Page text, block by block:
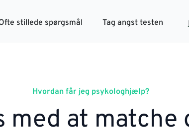
stillede spørgsmål Tag angst testen
Hvordan får jeg psykologhjælp?
med at matche